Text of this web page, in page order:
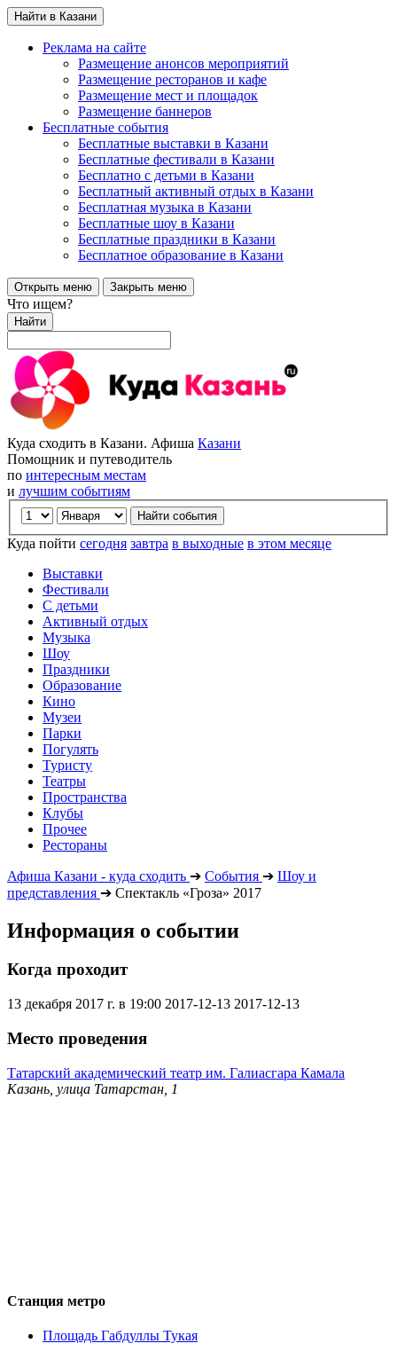
Найти в Казани
Реклама на сайте
Размещение анонсов мероприятий
Размещение ресторанов и кафе
Размещение мест и площадок
Размещение баннеров
Бесплатные события
Бесплатные выставки в Казани
Бесплатные фестивали в Казани
Бесплатно с детьми в Казани
Бесплатный активный отдых в Казани
Бесплатная музыка в Казани
Бесплатные шоу в Казани
Бесплатные праздники в Казани
Бесплатное образование в Казани
Открыть меню Закрыть меню
Что ищем?
Найти
Куда сходить в Казани. Афиша Казани
Помощник и путеводитель
по интересным местам
и лучшим событиям
Куда пойти сегодня завтра в выходные в этом месяце
Выставки
Фестивали
С детьми
Активный отдых
Музыка
Шоу
Праздники
Образование
Кино
Музеи
Парки
Погулять
Туристу
Театры
Пространства
Клубы
Прочее
Рестораны
Афиша Казани - куда сходить ➔ События ➔ Шоу и
представления ➔ Спектакль «Гроза» 2017
Информация о событии
Когда проходит
13 декабря 2017 г. в 19:00 2017-12-13 2017-12-13
Место проведения
Татарский академический театр им. Галиасгара Камала
Казань, улица Татарстан, 1
Станция метро
Площадь Габдуллы Тукая